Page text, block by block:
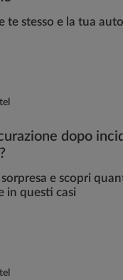
te stesso e la tua
dopo
e scopri
in questi casi